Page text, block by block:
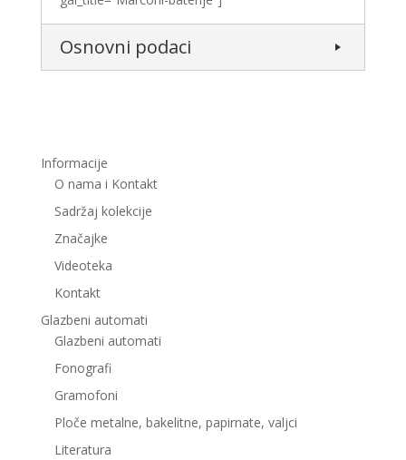
Osnovni podaci
Informacije
O nama i Kontakt
Sadržaj kolekcije
Značajke
Videoteka
Kontakt
Glazbeni automati
Glazbeni automati
Fonografi
Gramofoni
Ploče metalne, bakelitne, papirnate, valjci
Literatura